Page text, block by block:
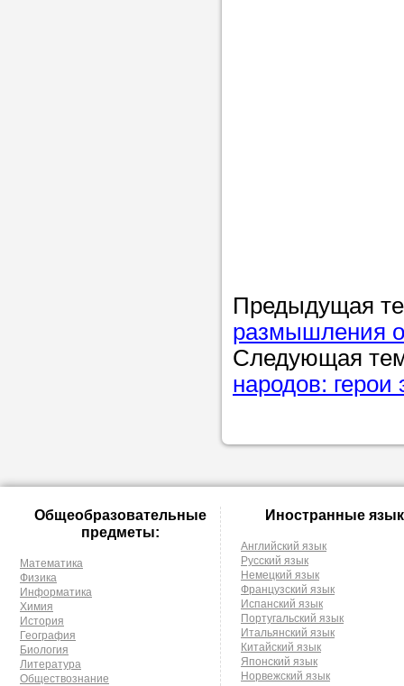
Предыдущая
размышления о
Следующая
народов: герои
Общеобразовательные
предметы:
Математика
Физика
Информатика
Химия
История
География
Биология
Литература
Обществознание
Иностранные
Английский язык
Русский язык
Немецкий язык
Французский язык
Испанский язык
Португальский язык
Итальянский язык
Китайский язык
Японский язык
Норвежский язык